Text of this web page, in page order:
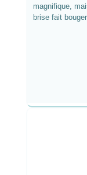
magnifique,
brise fait